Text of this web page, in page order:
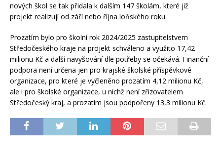
nových škol se tak přidala k dalším 147 školám, které již
projekt realizují od září nebo října loňského roku.
Prozatím bylo pro školní rok 2024/2025 zastupitelstvem
Středočeského kraje na projekt schváleno a využito 17,42
milionu Kč a další navyšování dle potřeby se očekává. Finanční
podpora není určena jen pro krajské školské příspěvkové
organizace, pro které je vyčleněno prozatím 4,12 milionu Kč,
ale i pro školské organizace, u nichž není zřizovatelem
Středočeský kraj, a prozatím jsou podpořeny 13,3 milionu Kč.